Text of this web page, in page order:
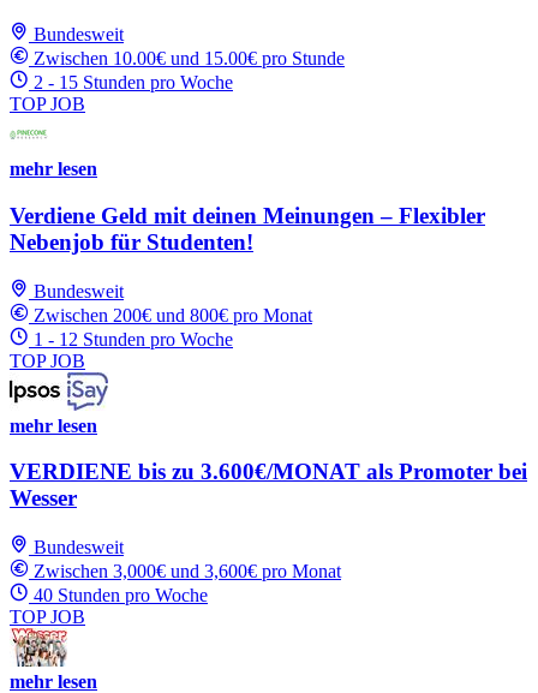
Bundesweit
Zwischen 10.00€ und 15.00€ pro Stunde
2 - 15 Stunden pro Woche
TOP JOB
mehr lesen
Verdiene Geld mit deinen Meinungen – Flexibler
Nebenjob für Studenten!
Bundesweit
Zwischen 200€ und 800€ pro Monat
1 - 12 Stunden pro Woche
TOP JOB
mehr lesen
VERDIENE bis zu 3.600€/MONAT als Promoter bei
Wesser
Bundesweit
Zwischen 3,000€ und 3,600€ pro Monat
40 Stunden pro Woche
TOP JOB
mehr lesen